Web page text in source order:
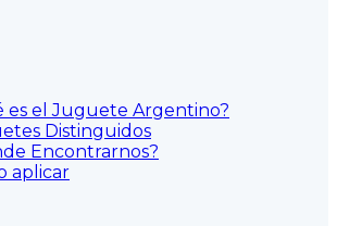
es el Juguete Argentino?
Distinguidos
Encontrarnos?
aplicar